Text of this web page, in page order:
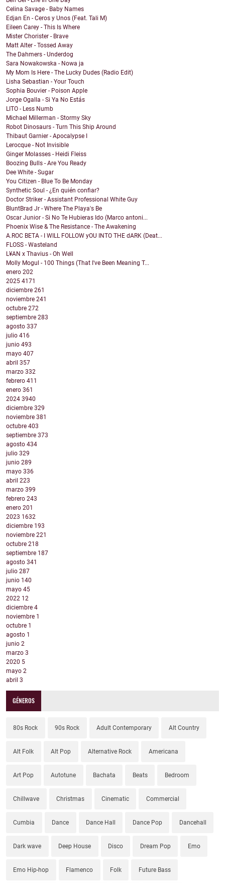
Celina Savage - Baby Names
Edjan En - Ceros y Unos (Feat. Tali M)
Eileen Carey - This Is Where
Mister Chorister - Brave
Matt Alter - Tossed Away
The Dahmers - Underdog
Sara Nowakowska - Nowa ja
My Mom Is Here - The Lucky Dudes (Radio Edit)
Lisha Sebastian - Your Touch
Sophia Bouvier - Poison Apple
Jorge Ogalla - Si Ya No Estás
LITO - Less Numb
Michael Millerman - Stormy Sky
Robot Dinosaurs - Turn This Ship Around
Thibaut Garnier - Apocalypse I
Lerocque - Not Invisible
Ginger Molasses - Heidi Fleiss
Boozing Bulls - Are You Ready
Dee White - Sugar
You Citizen - Blue To Be Monday
Synthetic Soul - ¿En quién confiar?
Doctor Striker - Assistant Professional White Guy
BluntBrad Jr - Where The Playa's Be
Oscar Junior - Si No Te Hubieras Ido (Marco antoni...
Phoenix Wise & The Resistance - The Awakening
A.ROC BETA - I WILL FOLLOW yOU INTO THE dARK (Deat...
FLOSS - Wasteland
L¥AN x Thavius - Oh Well
Molly Mogul - 100 Things (That I've Been Meaning T...
enero 202
2025 4171
diciembre 261
noviembre 241
octubre 272
septiembre 283
agosto 337
julio 416
junio 493
mayo 407
abril 357
marzo 332
febrero 411
enero 361
2024 3940
diciembre 329
noviembre 381
octubre 403
septiembre 373
agosto 434
julio 329
junio 289
mayo 336
abril 223
marzo 399
febrero 243
enero 201
2023 1632
diciembre 193
noviembre 221
octubre 218
septiembre 187
agosto 341
julio 287
junio 140
mayo 45
2022 12
diciembre 4
noviembre 1
octubre 1
agosto 1
junio 2
marzo 3
2020 5
mayo 2
abril 3
GÉNEROS
80s Rock 90s Rock Adult Contemporary Alt Country
Alt Folk Alt Pop Alternative Rock Americana
Art Pop Autotune Bachata Beats Bedroom
Chillwave Christmas Cinematic Commercial
Cumbia Dance Dance Hall Dance Pop Dancehall
Dark wave Deep House Disco Dream Pop Emo
Emo Hip-hop Flamenco Folk Future Bass